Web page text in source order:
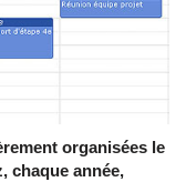
organisées le
chaque année,